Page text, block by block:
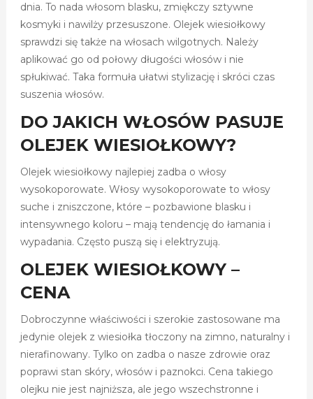
dnia. To nada włosom blasku, zmiękczy sztywne
kosmyki i nawilży przesuszone. Olejek wiesiołkowy
sprawdzi się także na włosach wilgotnych. Należy
aplikować go od połowy długości włosów i nie
spłukiwać. Taka formuła ułatwi stylizację i skróci czas
suszenia włosów.
DO JAKICH WŁOSÓW PASUJE
OLEJEK WIESIOŁKOWY?
Olejek wiesiołkowy najlepiej zadba o włosy
wysokoporowate. Włosy wysokoporowate to włosy
suche i zniszczone, które – pozbawione blasku i
intensywnego koloru – mają tendencję do łamania i
wypadania. Często puszą się i elektryzują.
OLEJEK WIESIOŁKOWY –
CENA
Dobroczynne właściwości i szerokie zastosowane ma
jedynie olejek z wiesiołka tłoczony na zimno, naturalny i
nierafinowany. Tylko on zadba o nasze zdrowie oraz
poprawi stan skóry, włosów i paznokci. Cena takiego
olejku nie jest najniższa, ale jego wszechstronne i